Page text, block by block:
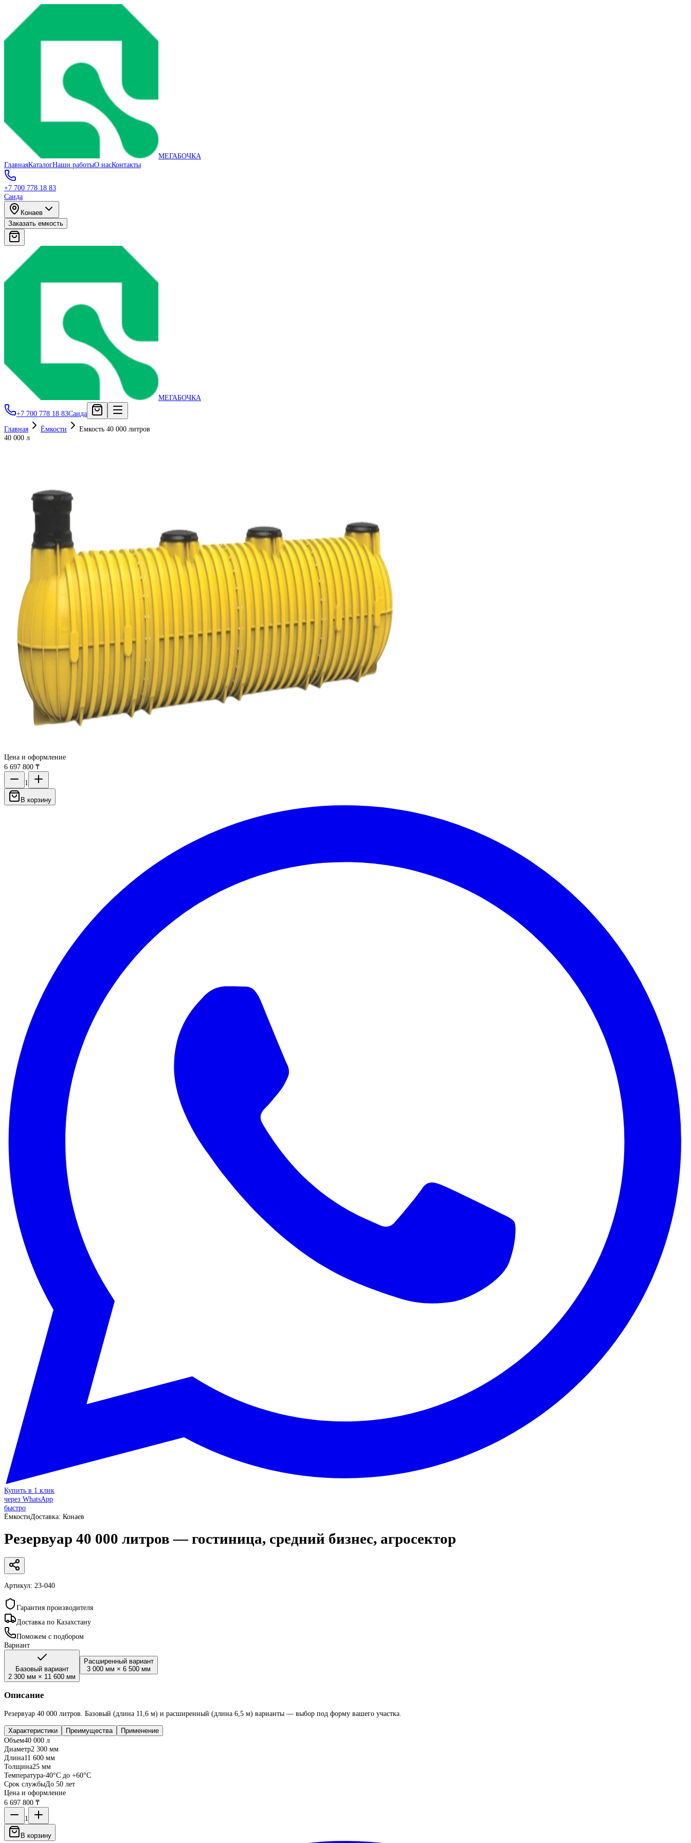
МЕГАБОЧКА
ГлавнаяКаталогНаши работыО насКонтакты
+7 700 778 18 83
Саида
Конаев
Заказать емкость
МЕГАБОЧКА
+7 700 778 18 83Саида
Главная
Ёмкости
Емкость 40 000 литров
40 000 л
Цена и оформление
6 697 800 ₸
1
В корзину
Купить в 1 клик
через WhatsApp
быстро
ЁмкостиДоставка: Конаев
Резервуар 40 000 литров — гостиница, средний бизнес, агросектор
Артикул: 23-040
Гарантия производителя
Доставка по Казахстану
Поможем с подбором
Вариант
Базовый вариант
2 300 мм × 11 600 мм
Расширенный вариант
3 000 мм × 6 500 мм
Описание
Резервуар 40 000 литров. Базовый (длина 11,6 м) и расширенный (длина 6,5 м) варианты — выбор под форму вашего участка.
Характеристики Преимущества Применение
Объем40 000 л
Диаметр2 300 мм
Длина11 600 мм
Толщина25 мм
Температура-40°C до +60°C
Срок службыДо 50 лет
Цена и оформление
6 697 800 ₸
1
В корзину